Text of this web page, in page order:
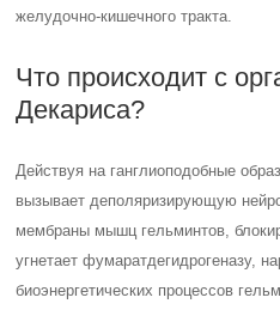
желудочно-кишечного тракта.
Что происходит с
Декариса?
Действуя на ганглиоподобные
вызывает деполяризирующую
мембраны мышц гельминтов,
угнетает фумаратдегидрогеназу,
биоэнергетических процессов